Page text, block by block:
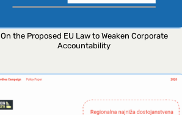
On the Proposed EU Law to Weaken Corporate
Accountability